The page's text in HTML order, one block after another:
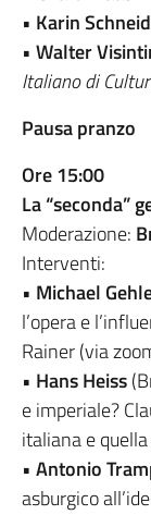
• Karin
• Walter
Italiano di
Pausa pranzo
Ore 15:00
La “seconda”
Moderazione:
Interventi:
• Michael
l’opera e
Rainer (via
• Hans Heiss
e imperiale?
italiana e
• Antonio
asburgico